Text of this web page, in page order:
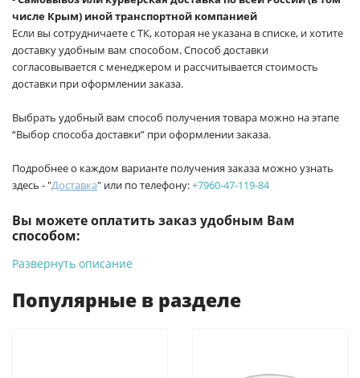
числе Крым) иной транспортной компанией
Если вы сотрудничаете с ТК, которая не указана в списке, и хотите
доставку удобным вам способом. Способ доставки
согласовывается с менеджером и рассчитывается стоимость
доставки при оформлении заказа.
Выбрать удобный вам способ получения товара можно на этапе
“Выбор способа доставки” при оформлении заказа.
Подробнее о каждом варианте получения заказа можно узнать
здесь - "Доставка" или по телефону:+7960-47-119-84
Вы можете оплатить заказ удобным Вам
способом:
-Банковской картой на сайте ProffЭлектро. Данный вид
Развернуть описание
Популярные в разделе